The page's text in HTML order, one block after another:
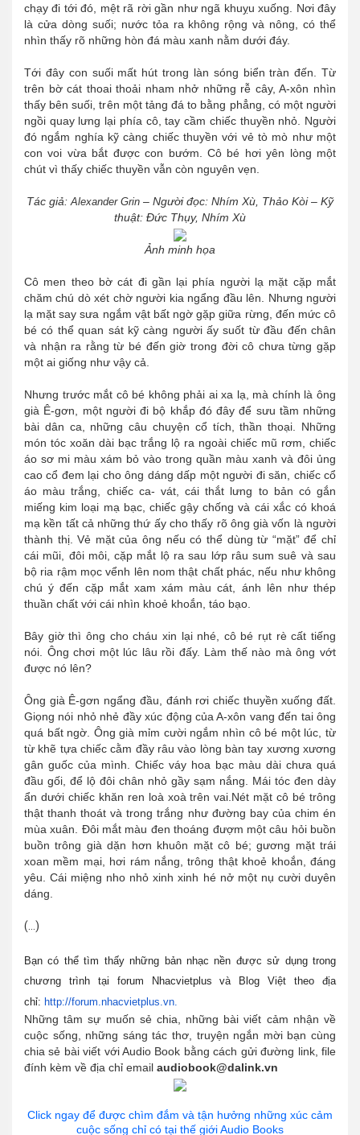
chạy đi tới đó, mệt rã rời gần như ngã khuỵu xuống. Nơi đây
là cửa dòng suối; nước tỏa ra không rộng và nông, có thể
nhìn thấy rõ những hòn đá màu xanh nằm dưới đáy.
Tới đây con suối mất hút trong làn sóng biển tràn đến. Từ
trên bờ cát thoai thoải nham nhở những rễ cây, A-xôn nhìn
thấy bên suối, trên một tảng đá to bằng phẳng, có một người
ngồi quay lưng lại phía cô, tay cầm chiếc thuyền nhỏ. Người
đó ngắm nghía kỹ càng chiếc thuyền với vẻ tò mò như một
con voi vừa bắt được con bướm. Cô bé hơi yên lòng một
chút vì thấy chiếc thuyền vẫn còn nguyên vẹn.
Tác giả:Alexander Grin – Người đọc: Nhím Xù, Thảo Kòi– Kỹ
thuật: Đức Thụy, Nhím Xù
Ảnh minh họa
Cô men theo bờ cát đi gần lại phía người lạ mặt cặp mắt
chăm chú dò xét chờ người kia ngẩng đầu lên. Nhưng người
lạ mặt say sưa ngắm vật bất ngờ gặp giữa rừng, đến mức cô
bé có thể quan sát kỹ càng người ấy suốt từ đầu đến chân
và nhận ra rằng từ bé đến giờ trong đời cô chưa từng gặp
một ai giống như vậy cả.
Nhưng trước mắt cô bé không phải ai xa lạ, mà chính là ông
già Ê-gơn, một người đi bộ khắp đó đây để sưu tầm những
bài dân ca, những câu chuyện cổ tích, thần thoại. Những
món tóc xoăn dài bạc trắng lộ ra ngoài chiếc mũ rơm, chiếc
áo sơ mi màu xám bỏ vào trong quần màu xanh và đôi ủng
cao cổ đem lại cho ông dáng dấp một người đi săn, chiếc cổ
áo màu trắng, chiếc ca- vát, cái thắt lưng to bản có gắn
miếng kim loại mạ bạc, chiếc gậy chống và cái xắc có khoá
mạ kền tất cả những thứ ấy cho thấy rõ ông già vốn là người
thành thị. Vẻ mặt của ông nếu có thể dùng từ “mặt” để chỉ
cái mũi, đôi môi, cặp mắt lộ ra sau lớp râu sum suê và sau
bộ ria rậm mọc vểnh lên nom thật chất phác, nếu như không
chú ý đến cặp mắt xam xám màu cát, ánh lên như thép
thuần chất với cái nhìn khoẻ khoắn, táo bạo.
Bây giờ thì ông cho cháu xin lại nhé, cô bé rụt rè cất tiếng
nói. Ông chơi một lúc lâu rồi đấy. Làm thế nào mà ông vớt
được nó lên?
Ông già Ê-gơn ngẩng đầu, đánh rơi chiếc thuyền xuống đất.
Giọng nói nhỏ nhẻ đầy xúc động của A-xôn vang đến tai ông
quá bất ngờ. Ông già mỉm cười ngắm nhìn cô bé một lúc, từ
từ khẽ tựa chiếc cằm đầy râu vào lòng bàn tay xương xương
gân guốc của mình. Chiếc váy hoa bạc màu dài chưa quá
đầu gối, để lộ đôi chân nhỏ gầy sạm nắng. Mái tóc đen dày
ẩn dưới chiếc khăn ren loà xoà trên vai.Nét mặt cô bé trông
thật thanh thoát và trong trắng như đường bay của chim én
mùa xuân. Đôi mắt màu đen thoáng đượm một câu hỏi buồn
buồn trông già dặn hơn khuôn mặt cô bé; gương mặt trái
xoan mềm mại, hơi rám nắng, trông thật khoẻ khoắn, đáng
yêu. Cái miệng nho nhỏ xinh xinh hé nở một nụ cười duyên
dáng.
(...)
Bạn có thể tìm thấy những bản nhạc nền được sử dụng trong
chương trình tại forum Nhacvietplus và Blog Việt theo địa
chỉ: http://forum.nhacvietplus.vn.
Những tâm sự muốn sẻ chia, những bài viết cảm nhận về
cuộc sống, những sáng tác thơ, truyện ngắn mời bạn cùng
chia sẻ bài viết với Audio Book bằng cách gửi đường link, file
đính kèm về địa chỉ email audiobook@dalink.vn
Click ngay để được chìm đắm và tận hưởng những xúc cảm
cuộc sống chỉ có tại thế giới Audio Books